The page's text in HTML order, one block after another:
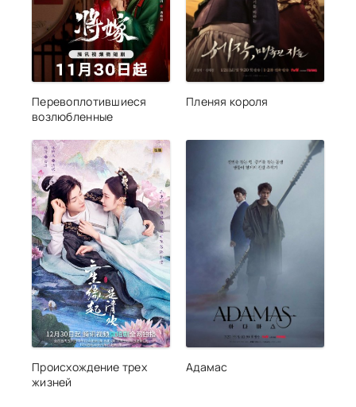
Перевоплотившиеся
возлюбленные
Пленяя короля
Происхождение трех
жизней
Адамас